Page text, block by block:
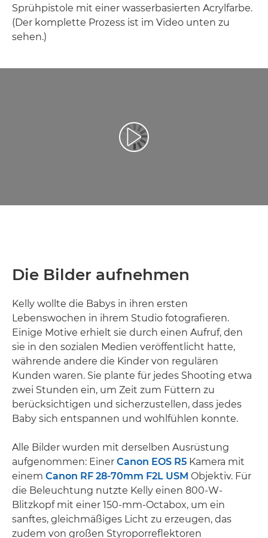
Sprühpistole mit einer wasserbasierten Acrylfarbe.
(Der komplette Prozess ist im Video unten zu
sehen.)
Video abspielen
Die Bilder aufnehmen
Kelly wollte die Babys in ihren ersten
Lebenswochen in ihrem Studio fotografieren.
Einige Motive erhielt sie durch einen Aufruf, den
sie in den sozialen Medien veröffentlicht hatte,
währende andere die Kinder von regulären
Kunden waren. Sie plante für jedes Shooting etwa
zwei Stunden ein, um Zeit zum Füttern zu
berücksichtigen und sicherzustellen, dass jedes
Baby sich entspannen und wohlfühlen konnte.
Alle Bilder wurden mit derselben Ausrüstung
aufgenommen: Einer Canon EOS R5 Kamera mit
einem Canon RF 28-70mm F2L USM Objektiv. Für
die Beleuchtung nutzte Kelly einen 800-W-
Blitzkopf mit einer 150-mm-Octabox, um ein
sanftes, gleichmäßiges Licht zu erzeugen, das
zudem von großen Styroporreflektoren